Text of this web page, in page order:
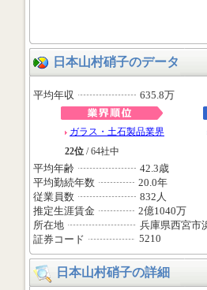
日本山村硝子のデータ
平均年収 635.8万
ガラス・土石製品業界
22位 / 64社中
平均年齢
42.3歳
平均勤続年数
20.0年
従業員数
832人
推定生涯賃金
2億1040万
所在地
兵庫県西宮市
証券コード
5210
日本山村硝子の詳細